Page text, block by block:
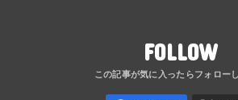
FOLLOW